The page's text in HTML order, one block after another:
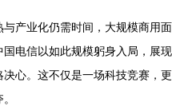
产业化仍需时间，大规模商用面
电信以如此规模躬身入局，展现
心。这不仅是一场科技竞赛，更